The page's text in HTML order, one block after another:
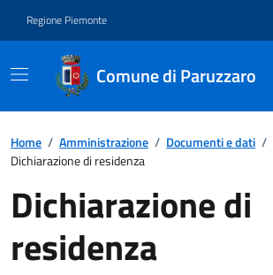
Regione Piemonte
Comune di Paruzzaro
Home / Amministrazione / Documenti e dati /
Dichiarazione di residenza
Dichiarazione di
residenza